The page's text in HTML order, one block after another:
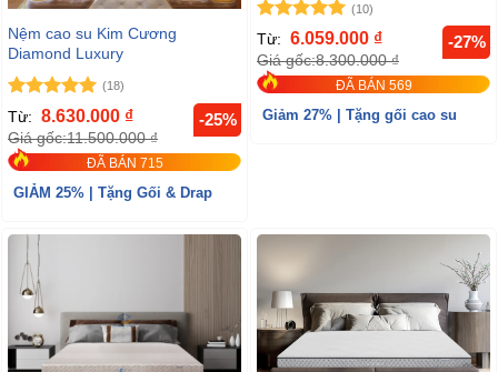
Nệm cao su Kim Cương
Diamond Luxury
Được xếp
hạng5
5
sao
(18)
Từ: 8.630.000 ₫
Giá gốc:11.500.000₫
-25%
ĐÃ BÁN 715
GIẢM 25% | Tặng Gối & Drap
Được xếp
hạng5
5
sao
(10)
Từ: 6.059.000 ₫
Giá gốc:8.300.000₫
-27%
ĐÃ BÁN 569
Giảm 27% | Tặng gối cao su